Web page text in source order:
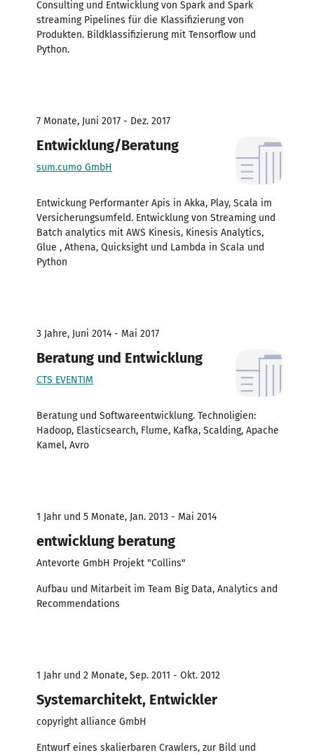
Consulting und Entwicklung von Spark and Spark
streaming Pipelines für die Klassifizierung von
Produkten. Bildklassifizierung mit Tensorflow und
Python.
7 Monate, Juni 2017 - Dez. 2017
Entwicklung/Beratung
sum.cumo GmbH
Entwickung Performanter Apis in Akka, Play, Scala im
Versicherungsumfeld. Entwicklung von Streaming und
Batch analytics mit AWS Kinesis, Kinesis Analytics,
Glue , Athena, Quicksight und Lambda in Scala und
Python
3 Jahre, Juni 2014 - Mai 2017
Beratung und Entwicklung
CTS EVENTIM
Beratung und Softwareentwicklung. Technoligien:
Hadoop, Elasticsearch, Flume, Kafka, Scalding, Apache
Kamel, Avro
1 Jahr und 5 Monate, Jan. 2013 - Mai 2014
entwicklung beratung
Antevorte GmbH Projekt "Collins"
Aufbau und Mitarbeit im Team Big Data, Analytics and
Recommendations
1 Jahr und 2 Monate, Sep. 2011 - Okt. 2012
Systemarchitekt, Entwickler
copyright alliance GmbH
Entwurf eines skalierbaren Crawlers, zur Bild und